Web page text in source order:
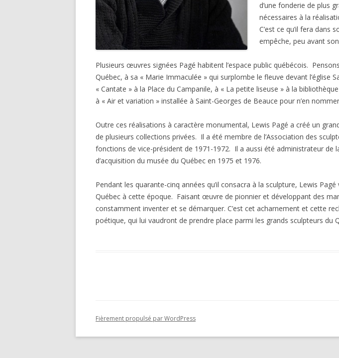
d’une fonderie de plus
nécessaires à la
C’est ce qu’il fera dans
empêche, peu avant
Plusieurs œuvres signées Pagé habitent l’espace public québécois.
Québec, à sa « Marie Immaculée » qui surplombe le fleuve devant l’église
« Cantate » à la Place du Campanile, à « La petite liseuse » à la
à « Air et variation » installée à Saint-Georges de Beauce pour n’en
Outre ces réalisations à caractère monumental, Lewis Pagé a créé un
de plusieurs collections privées. Il a été membre de l’Association des
fonctions de vice-président de 1971-1972. Il a aussi été administrateur
d’acquisition du musée du Québec en 1975 et 1976.
Pendant les quarante-cinq années qu’il consacra à la sculpture, Lewis
Québec à cette époque. Faisant œuvre de pionnier et développant des
constamment inventer et se démarquer. C’est cet acharnement et cette
poétique, qui lui vaudront de prendre place parmi les grands sculpteurs du
Fièrement propulsé par WordPress